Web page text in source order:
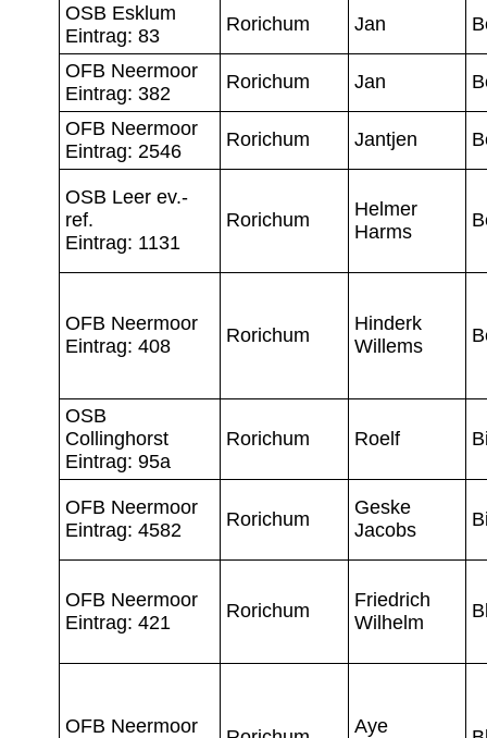
OSB Esklum
Eintrag: 83
Rorichum Jan
OFB Neermoor
Eintrag: 382
Rorichum Jan
OFB Neermoor
Eintrag: 2546
Rorichum Jantjen
OSB Leer ev.-
ref.
Eintrag: 1131
Rorichum
Helmer
Harms
OFB Neermoor
Eintrag: 408
Rorichum
Hinderk
Willems
OSB
Collinghorst
Eintrag: 95a
Rorichum Roelf
OFB Neermoor
Eintrag: 4582
Rorichum
Geske
Jacobs
OFB Neermoor
Eintrag: 421
Rorichum
Friedrich
Wilhelm
OFB Neermoor
Aye